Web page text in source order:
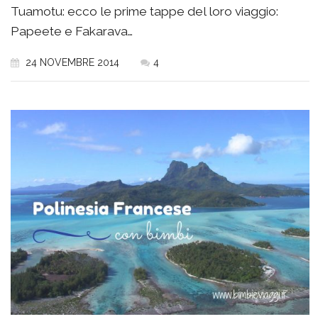
Tuamotu: ecco le prime tappe del loro viaggio:
Papeete e Fakarava…
24 NOVEMBRE 2014 4